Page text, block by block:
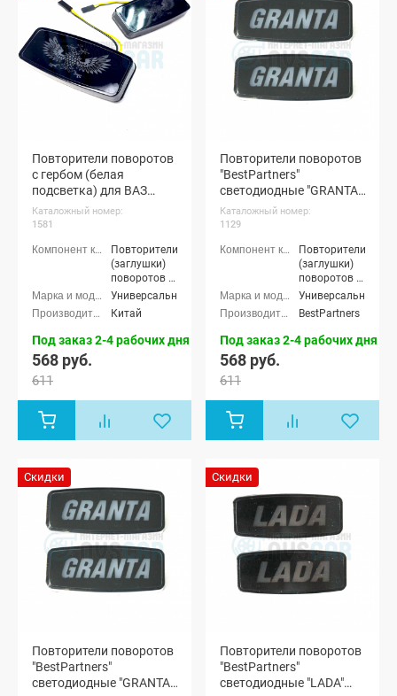
Повторители поворотов
с гербом (белая
подсветка) для ВАЗ
(универсальные)
(pg1581)
Каталожный номер:
1581
Повторители
(заглушки)
поворотов в
крылья
Универсальные
Китай
Под заказ 2-4 рабочих дня
568 руб.
611
Повторители поворотов
"BestPartners"
светодиодные "GRANTA"
(белые) (pg1129)
Каталожный номер:
1129
Повторители
(заглушки)
поворотов в
крылья
Универсальные
BestPartners
Под заказ 2-4 рабочих дня
568 руб.
611
Скидки
Повторители поворотов
"BestPartners"
светодиодные "GRANTA"
Скидки
Повторители поворотов
"BestPartners"
светодиодные "LADA"